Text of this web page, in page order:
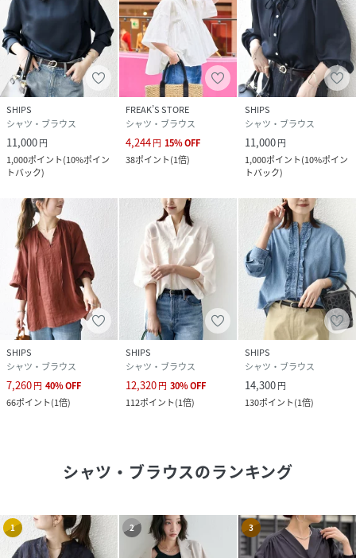
SHIPS
シャツ・ブラウス
11,000円
1,000ポイント(10%ポイン
トバック)
FREAK’S STORE
シャツ・ブラウス
4,244円 15%OFF
38ポイント(1倍)
SHIPS
シャツ・ブラウス
11,000円
1,000ポイント(10%ポイン
トバック)
SHIPS
シャツ・ブラウス
7,260円 40%OFF
66ポイント(1倍)
SHIPS
シャツ・ブラウス
12,320円 30%OFF
112ポイント(1倍)
SHIPS
シャツ・ブラウス
14,300円
130ポイント(1倍)
シャツ・ブラウスのランキング
1 2 3